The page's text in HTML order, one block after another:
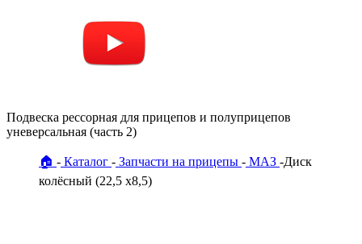
Подвеска рессорная для прицепов и полуприцепов
уневерсальная (часть 2)
🏠 Каталог Запчасти на прицепы МАЗ Диск
колёсный (22,5 х8,5)